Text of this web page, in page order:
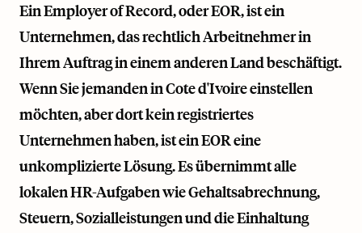
Ein Employer of Record, oder EOR, ist ein
Unternehmen, das rechtlich Arbeitnehmer in
Ihrem Auftrag in einem anderen Land beschäftigt.
Wenn Sie jemanden in Cote d'Ivoire einstellen
möchten, aber dort kein registriertes
Unternehmen haben, ist ein EOR eine
unkomplizierte Lösung. Es übernimmt alle
lokalen HR-Aufgaben wie Gehaltsabrechnung,
Steuern, Sozialleistungen und die Einhaltung